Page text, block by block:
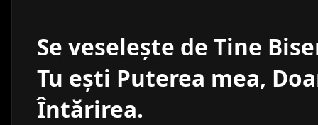
Se veseleşte de Tine
Tu eşti Puterea mea,
Întărirea.